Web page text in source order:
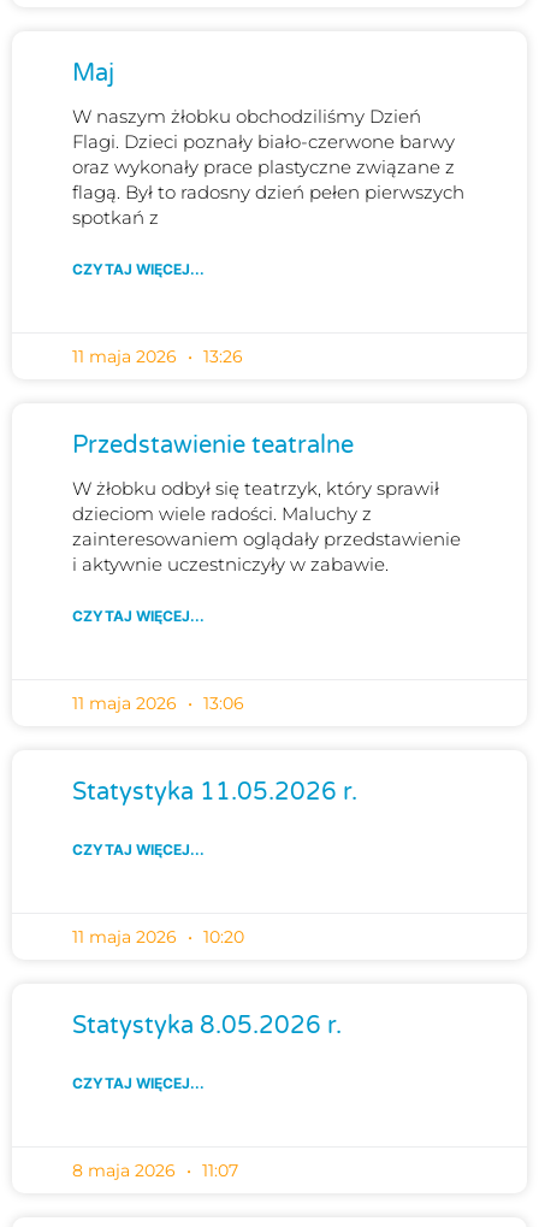
Maj
W naszym żłobku obchodziliśmy Dzień
Flagi. Dzieci poznały biało-czerwone barwy
oraz wykonały prace plastyczne związane z
flagą. Był to radosny dzień pełen pierwszych
spotkań z
CZYTAJ WIĘCEJ...
11 maja 2026 13:26
Przedstawienie teatralne
W żłobku odbył się teatrzyk, który sprawił
dzieciom wiele radości. Maluchy z
zainteresowaniem oglądały przedstawienie
i aktywnie uczestniczyły w zabawie.
CZYTAJ WIĘCEJ...
11 maja 2026 13:06
Statystyka 11.05.2026 r.
CZYTAJ WIĘCEJ...
11 maja 2026 10:20
Statystyka 8.05.2026 r.
CZYTAJ WIĘCEJ...
8 maja 2026 11:07